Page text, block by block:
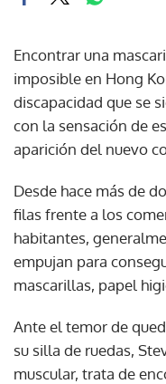
Encontrar una
imposible en Hong
discapacidad que se
con la sensación de
aparición del nuevo
Desde hace más de
filas frente a los
habitantes,
empujan para
mascarillas, papel
Ante el temor de
su silla de ruedas,
muscular, trata de